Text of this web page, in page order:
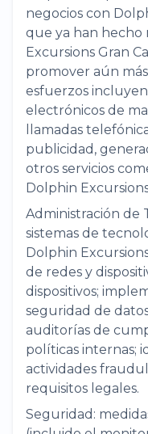
negocios con
que ya han hecho
Excursions Gran
promover aún
esfuerzos
electrónicos de
llamadas
publicidad,
otros servicios
Dolphin
Administración de
sistemas de
Dolphin
de redes y
dispositivos;
seguridad de
auditorías de
políticas internas;
actividades
requisitos legales.
Seguridad: